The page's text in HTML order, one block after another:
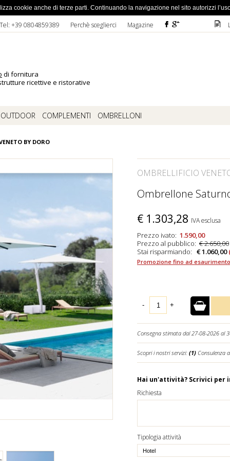
Tel: +39 0804859389 Perchè sceglierci Magazine F ì D
di fornitura
ricettive e ristorative
OUTDOOR COMPLEMENTI OMBRELLONI
BY DORO
OMBRELLIFICIO
Ombrellone
€ 1.303,28 IVA esclusa
Prezzo ivato: 1.590,00
Prezzo al pubblico: € 2.650,00
Stai risparmiando: € 1.060,00
Promozione fino ad
- +
Consegna stimata dal 27-08-2026 al
Scopri i nostri servizi: (1) Consulenza
Hai un'attività? Scrivici per
Richiesta
Tipologia attività
cookie anche di terze parti. Continuando la navigazione nel sito autorizzi